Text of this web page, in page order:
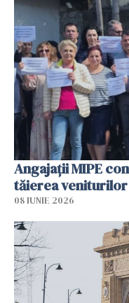
Angajaţii MIPE
tăierea veniturilor
08 IUNIE 2026